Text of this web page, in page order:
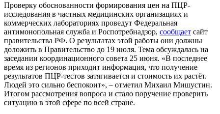
Проверку обоснованности формирования цен на ПЦР-
исследования в частных медицинских организациях и
коммерческих лабораториях проведут Федеральная
антимонопольная служба и Роспотребнадзор, сообщает сайт
правительства РФ. О результатах этой работы они должны
доложить в Правительство до 19 июля. Тема обсуждалась на
заседании координационного совета 25 июня. «В последнее
время из регионов приходит информация, что получение
результатов ПЦР-тестов затягивается и стоимость их растёт.
Людей это сильно беспокоит», – отметил Михаил Мишустин.
Итогом рассмотрения вопроса и стало поручение проверить
ситуацию в этой сфере по всей стране.